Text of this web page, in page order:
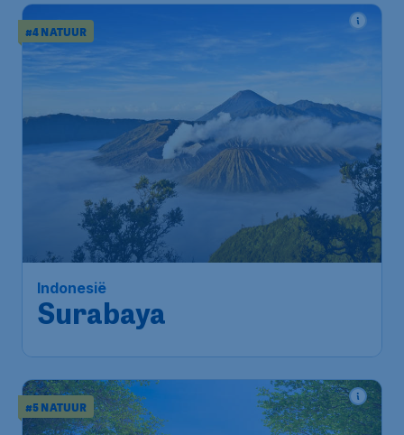
#4 NATUUR
Indonesië
Surabaya
662*
Schiphol
Soerabaja
luchthaven Juanda
1u geleden gevonden
#5 NATUUR